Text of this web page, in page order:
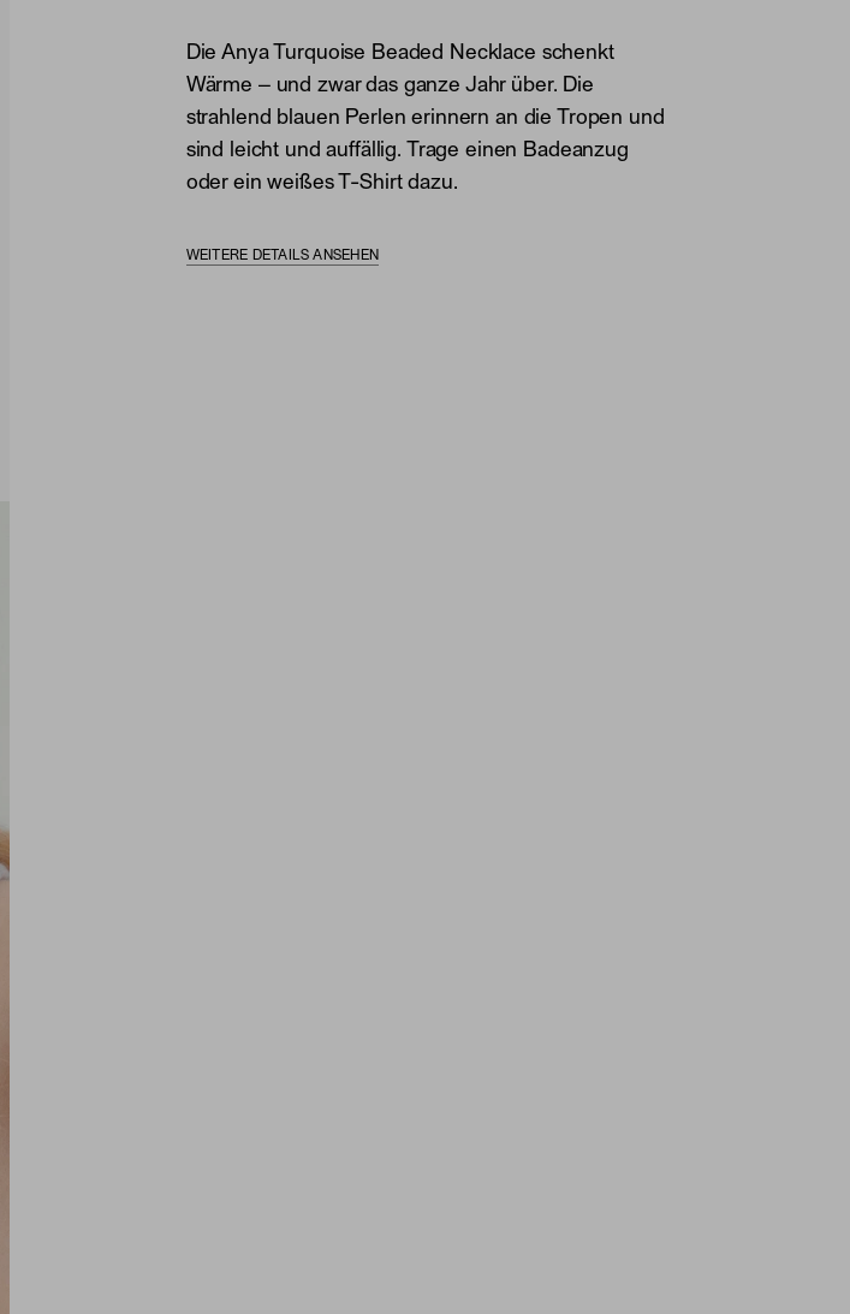
Die Anya Turquoise Beaded Necklace schenkt
Wärme – und zwar das ganze Jahr über. Die
strahlend blauen Perlen erinnern an die Tropen und
sind leicht und auffällig. Trage einen Badeanzug
oder ein weißes T-Shirt dazu.
WEITERE DETAILS ANSEHEN